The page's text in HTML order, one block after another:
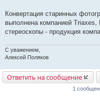
Конвертация старинных
выполнена компанией
стереоскопы - продукция
С уважением,
Алексей Поляков
Ответить на сообщение
1